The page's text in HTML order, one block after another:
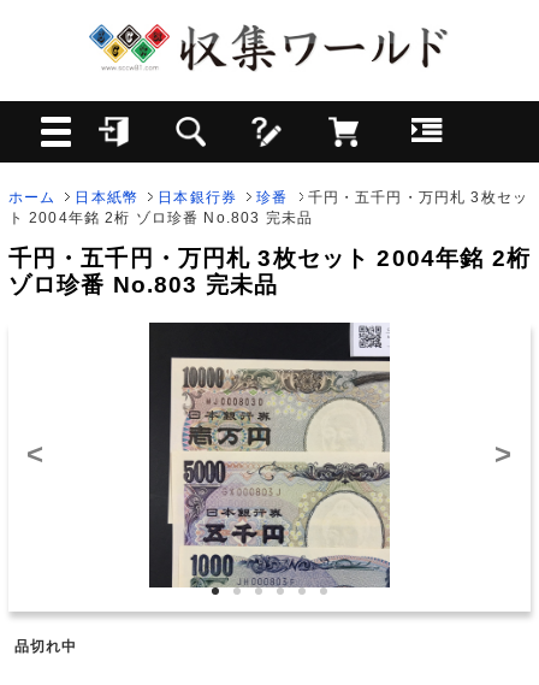
ホーム 日本紙幣 日本銀行券 珍番
千円・五千円・万円札 3枚セッ
ト 2004年銘 2桁 ゾロ珍番 No.803 完未品
千円・五千円・万円札 3枚セット 2004年銘 2桁
ゾロ珍番 No.803 完未品
< >
品切れ中